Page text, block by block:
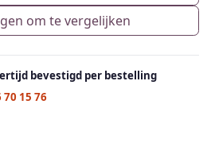
om te vergelijken
bevestigd per bestelling
70 15 76